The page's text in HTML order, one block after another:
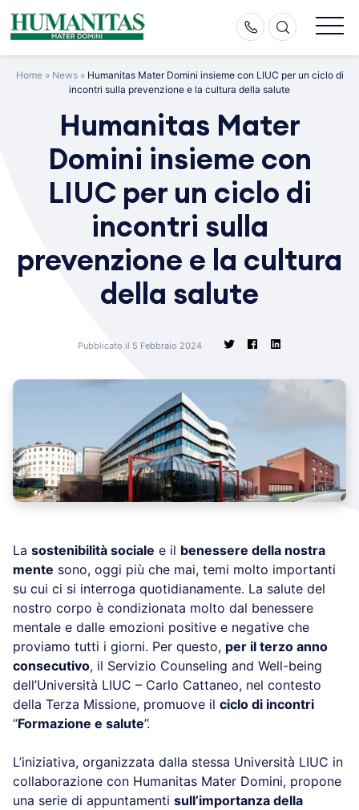
Skip
to
Home» News» Humanitas Mater Domini insieme con LIUC per un ciclo di
incontri sulla prevenzione e la cultura della salute
Humanitas Mater
Domini insieme con
LIUC per un ciclo di
incontri sulla
prevenzione e la cultura
della salute
Pubblicato il 5 Febbraio 2024
La sostenibilità sociale e il benessere della nostra
mente sono, oggi più che mai, temi molto importanti
su cui ci si interroga quotidianamente. La salute del
nostro corpo è condizionata molto dal benessere
mentale e dalle emozioni positive e negative che
proviamo tutti i giorni. Per questo, per il terzo anno
consecutivo, il Servizio Counseling and Well-being
dell’Università LIUC – Carlo Cattaneo, nel contesto
della Terza Missione, promuove il ciclo di incontri
“Formazione e salute”.
L’iniziativa, organizzata dalla stessa Università LIUC in
collaborazione con Humanitas Mater Domini, propone
una serie di appuntamenti sull’importanza della